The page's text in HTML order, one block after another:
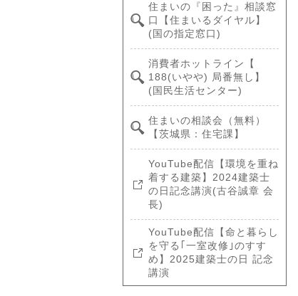
住まいの『困った』相談窓
口【住まいるダイヤル】
(国の指定窓口)
消費者ホットライン【
188(いやや) 局番無し】
(国民生活センター)
住まいの相談会（無料）
【茨城県：住宅課】
YouTube配信【環境を重ね
着する建築】2024建築士
の日記念講演(古谷誠章 会
長)
YouTube配信【命と暮らし
を守る｢一室改修｣のすす
め】2025建築士の日 記念
講演